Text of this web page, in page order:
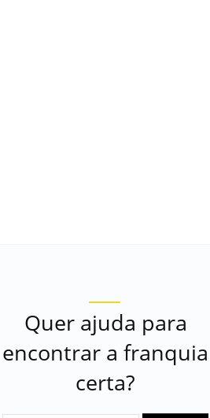
Quer ajuda para
encontrar a franquia
certa?